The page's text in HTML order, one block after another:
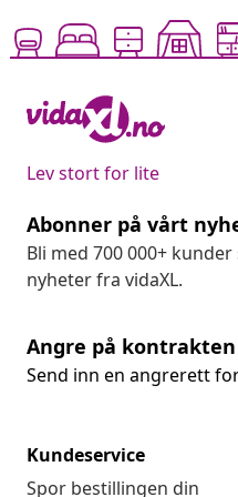
Lev stort for lite
Abonner på vårt
Bli med 700 000+
nyheter fra vidaXL.
Angre på kontrakten
Send inn en angrerett
Kundeservice
Spor bestillingen din